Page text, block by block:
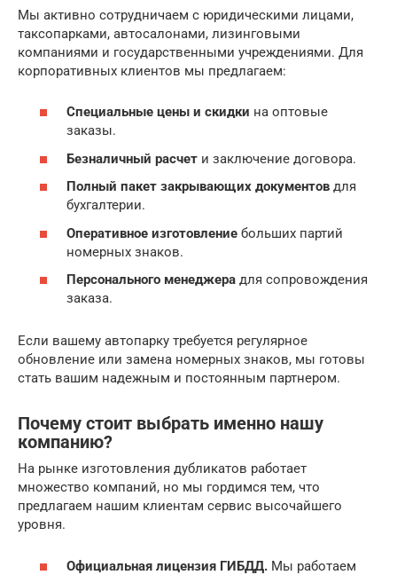
Мы активно сотрудничаем с юридическими лицами,
таксопарками, автосалонами, лизинговыми
компаниями и государственными учреждениями. Для
корпоративных клиентов мы предлагаем:
Специальные цены и скидки на оптовые
заказы.
Безналичный расчет и заключение договора.
Полный пакет закрывающих документов для
бухгалтерии.
Оперативное изготовление больших партий
номерных знаков.
Персонального менеджера для сопровождения
заказа.
Если вашему автопарку требуется регулярное
обновление или замена номерных знаков, мы готовы
стать вашим надежным и постоянным партнером.
Почему стоит выбрать именно нашу
компанию?
На рынке изготовления дубликатов работает
множество компаний, но мы гордимся тем, что
предлагаем нашим клиентам сервис высочайшего
уровня.
Официальная лицензия ГИБДД. Мы работаем